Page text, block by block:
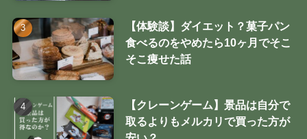
【体験談】ダイエット？菓子パン
食べるのをやめたら10ヶ月でそこ
そこ痩せた話
【クレーンゲーム】景品は自分で
取るよりもメルカリで買った方が